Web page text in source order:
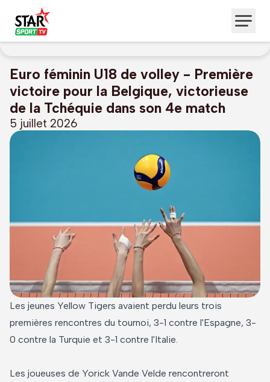
Euro féminin U18 de volley - Première
victoire pour la Belgique, victorieuse
de la Tchéquie dans son 4e match
5 juillet 2026
Les jeunes Yellow Tigers avaient perdu leurs trois
premières rencontres du tournoi, 3-1 contre l'Espagne, 3-
0 contre la Turquie et 3-1 contre l'Italie.
Les joueuses de Yorick Vande Velde rencontreront